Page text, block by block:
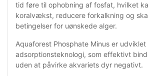
tid føre til ophobning af fosfat, hvilket
koralvækst, reducere forkalkning og
betingelser for uønskede alger.
Aquaforest Phosphate Minus er
adsorptionsteknologi, som effektivt
uden at påvirke akvariets dyr negativt.